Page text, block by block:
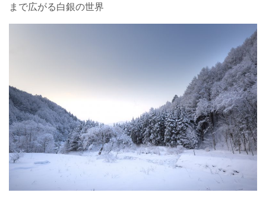
まで広がる白銀の世界